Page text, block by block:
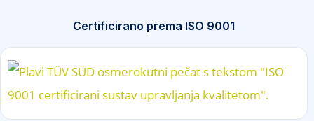
Certificirano prema ISO 9001